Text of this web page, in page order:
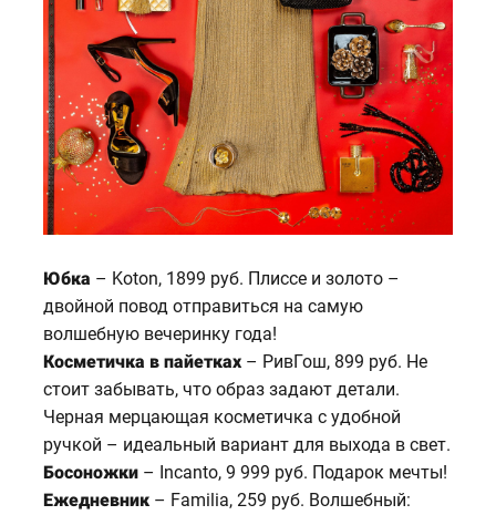
Юбка – Koton, 1899 руб. Плиссе и золото –
двойной повод отправиться на самую
волшебную вечеринку года!
Косметичка в пайетках – РивГош, 899 руб. Не
стоит забывать, что образ задают детали.
Черная мерцающая косметичка с удобной
ручкой – идеальный вариант для выхода в свет.
Босоножки – Incanto, 9 999 руб. Подарок мечты!
Ежедневник– Familia, 259 руб. Волшебный: